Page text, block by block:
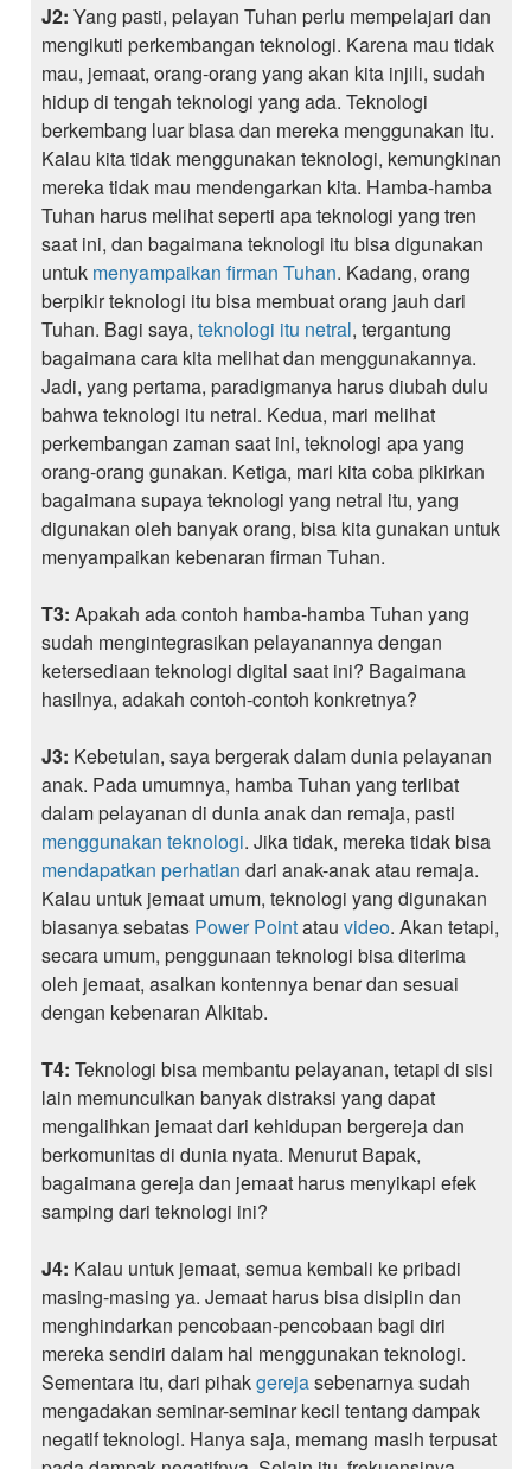
J2: Yang pasti, pelayan Tuhan perlu mempelajari dan
mengikuti perkembangan teknologi. Karena mau tidak
mau, jemaat, orang-orang yang akan kita injili, sudah
hidup di tengah teknologi yang ada. Teknologi
berkembang luar biasa dan mereka menggunakan itu.
Kalau kita tidak menggunakan teknologi, kemungkinan
mereka tidak mau mendengarkan kita. Hamba-hamba
Tuhan harus melihat seperti apa teknologi yang tren
saat ini, dan bagaimana teknologi itu bisa digunakan
untuk menyampaikan firman Tuhan. Kadang, orang
berpikir teknologi itu bisa membuat orang jauh dari
Tuhan. Bagi saya, teknologi itu netral, tergantung
bagaimana cara kita melihat dan menggunakannya.
Jadi, yang pertama, paradigmanya harus diubah dulu
bahwa teknologi itu netral. Kedua, mari melihat
perkembangan zaman saat ini, teknologi apa yang
orang-orang gunakan. Ketiga, mari kita coba pikirkan
bagaimana supaya teknologi yang netral itu, yang
digunakan oleh banyak orang, bisa kita gunakan untuk
menyampaikan kebenaran firman Tuhan.
T3: Apakah ada contoh hamba-hamba Tuhan yang
sudah mengintegrasikan pelayanannya dengan
ketersediaan teknologi digital saat ini? Bagaimana
hasilnya, adakah contoh-contoh konkretnya?
J3: Kebetulan, saya bergerak dalam dunia pelayanan
anak. Pada umumnya, hamba Tuhan yang terlibat
dalam pelayanan di dunia anak dan remaja, pasti
menggunakan teknologi. Jika tidak, mereka tidak bisa
mendapatkan perhatian dari anak-anak atau remaja.
Kalau untuk jemaat umum, teknologi yang digunakan
biasanya sebatas Power Pointatau video. Akan tetapi,
secara umum, penggunaan teknologi bisa diterima
oleh jemaat, asalkan kontennya benar dan sesuai
dengan kebenaran Alkitab.
T4: Teknologi bisa membantu pelayanan, tetapi di sisi
lain memunculkan banyak distraksi yang dapat
mengalihkan jemaat dari kehidupan bergereja dan
berkomunitas di dunia nyata. Menurut Bapak,
bagaimana gereja dan jemaat harus menyikapi efek
samping dari teknologi ini?
J4: Kalau untuk jemaat, semua kembali ke pribadi
masing-masing ya. Jemaat harus bisa disiplin dan
menghindarkan pencobaan-pencobaan bagi diri
mereka sendiri dalam hal menggunakan teknologi.
Sementara itu, dari pihakgerejasebenarnya sudah
mengadakan seminar-seminar kecil tentang dampak
negatif teknologi. Hanya saja, memang masih terpusat